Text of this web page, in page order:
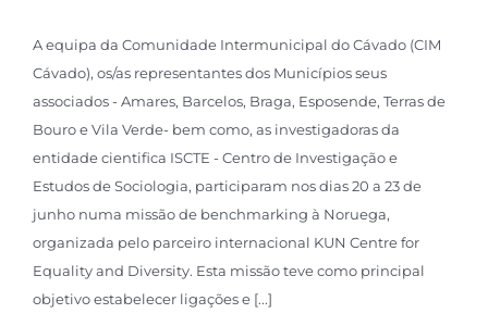
A equipa da Comunidade Intermunicipal do Cávado (CIM
Cávado), os/as representantes dos Municípios seus
associados - Amares, Barcelos, Braga, Esposende, Terras de
Bouro e Vila Verde- bem como, as investigadoras da
entidade cientifica ISCTE - Centro de Investigação e
Estudos de Sociologia, participaram nos dias 20 a 23 de
junho numa missão de benchmarking à Noruega,
organizada pelo parceiro internacional KUN Centre for
Equality and Diversity. Esta missão teve como principal
objetivo estabelecer ligações e [...]